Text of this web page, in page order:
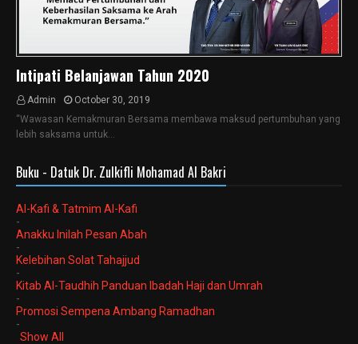
Intipati Belanjawan Tahun 2020
Admin
October 30, 2019
“Wawasan Kemakmuran Bersama membawa maksud pertumbuhan yang
lebih saksama untuk…
Buku - Datuk Dr. Zulkifli Mohamad Al Bakri
Al-Kafi & Tatmim Al-Kafi
-
Anakku Inilah Pesan Abah
-
Kelebihan Solat Tahajjud
-
Kitab Al-Taudhih Panduan Ibadah Haji dan Umrah
-
Promosi Sempena Ambang Ramadhan
-
Show All